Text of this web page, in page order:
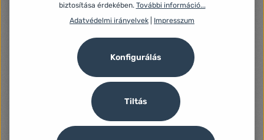
biztosítása érdekében. További információ...
Adatvédelmi irányelvek
Impresszum
Tiltás
Konfigurálás